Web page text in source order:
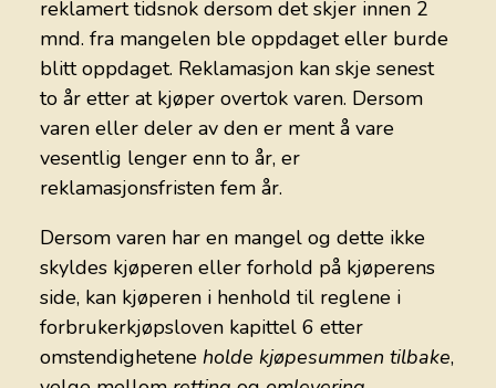
reklamert tidsnok dersom det skjer innen 2
mnd. fra mangelen ble oppdaget eller burde
blitt oppdaget. Reklamasjon kan skje senest
to år etter at kjøper overtok varen. Dersom
varen eller deler av den er ment å vare
vesentlig lenger enn to år, er
reklamasjonsfristen fem år.
Dersom varen har en mangel og dette ikke
skyldes kjøperen eller forhold på kjøperens
side, kan kjøperen i henhold til reglene i
forbrukerkjøpsloven kapittel 6 etter
omstendighetene holde kjøpesummen tilbake,